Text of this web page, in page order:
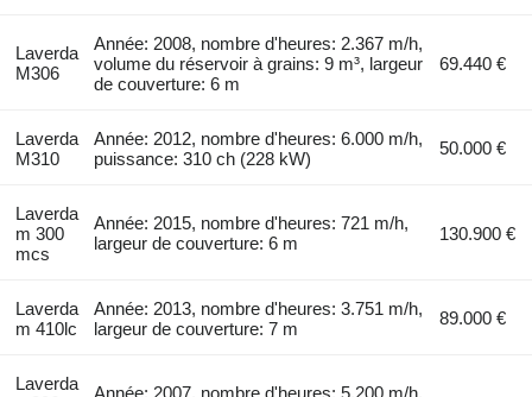
Laverda
M306
Année: 2008, nombre d'heures: 2.367 m/h,
volume du réservoir à grains: 9 m³, largeur
de couverture: 6 m
69.440 €
Laverda
M310
Année: 2012, nombre d'heures: 6.000 m/h,
puissance: 310 ch (228 kW)
50.000 €
Laverda
m 300
mcs
Année: 2015, nombre d'heures: 721 m/h,
largeur de couverture: 6 m
130.900 €
Laverda
m 410lc
Année: 2013, nombre d'heures: 3.751 m/h,
largeur de couverture: 7 m
89.000 €
Laverda
Année: 2007, nombre d'heures: 5.200 m/h,